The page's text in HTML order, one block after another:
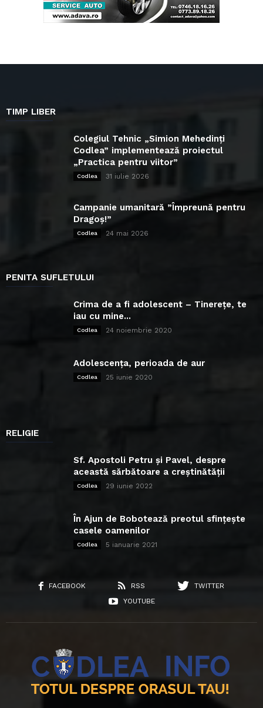
TIMP LIBER
Colegiul Tehnic „Simion Mehedinți
Codlea” implementează proiectul
„Practica pentru viitor”
Codlea 31 iulie 2026
Campanie umanitară ”Împreună pentru
Dragoș!”
Codlea 24 mai 2026
PENITA SUFLETULUI
Crima de a fi adolescent – Tinerețe, te
iau cu mine...
Codlea 24 noiembrie 2020
Adolescența, perioada de aur
Codlea 25 iunie 2020
RELIGIE
Sf. Apostoli Petru și Pavel, despre
această sărbătoare a creștinătății
Codlea 29 iunie 2022
În Ajun de Bobotează preotul sfințește
casele oamenilor
Codlea 5 ianuarie 2021
FACEBOOK RSS
TWITTER
YOUTUBE